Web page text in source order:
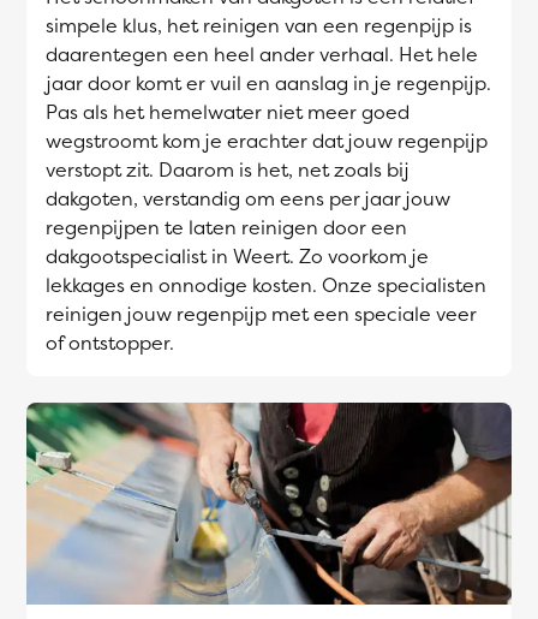
simpele klus, het reinigen van een regenpijp is
daarentegen een heel ander verhaal. Het hele
jaar door komt er vuil en aanslag in je regenpijp.
Pas als het hemelwater niet meer goed
wegstroomt kom je erachter dat jouw regenpijp
verstopt zit. Daarom is het, net zoals bij
dakgoten, verstandig om eens per jaar jouw
regenpijpen te laten reinigen door een
dakgootspecialist in Weert. Zo voorkom je
lekkages en onnodige kosten. Onze specialisten
reinigen jouw regenpijp met een speciale veer
of ontstopper.